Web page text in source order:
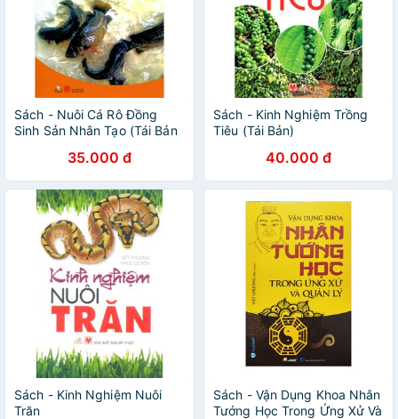
Sách - Nuôi Cá Rô Đồng
Sinh Sản Nhân Tạo (Tái Bản
35.000 đ
Sách - Kinh Nghiệm Trồng
Tiêu (Tái Bản)
40.000 đ
Sách - Kinh Nghiệm Nuôi
Trăn
Sách - Vận Dụng Khoa Nhân
Tướng Học Trong Ứng Xử Và